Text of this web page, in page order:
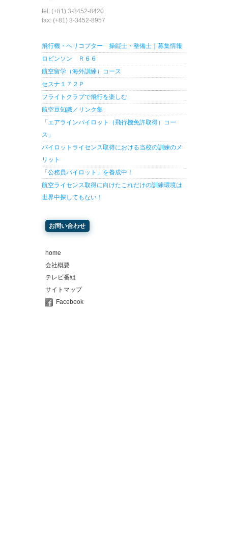
tel: (+81) 3-3452-8420
fax: (+81) 3-3452-8957
飛行機・ヘリコプター 操縦士・整備士｜募集情報
ロビンソン Ｒ６６
航空留学（海外訓練）コース
セスナ１７２Ｐ
フライトクラブで飛行を楽しむ
航空豆知識／リンク集
「エアラインパイロット（飛行機免許取得）コー
ス」
パイロットライセンス取得における当校の訓練のメ
リット
「公務員パイロット」を養成中！
航空ライセンス取得に向けたこれだけの訓練環境は
世界中探してもない！
お問い合わせ
home
会社概要
テレビ番組
サイトマップ
Facebook